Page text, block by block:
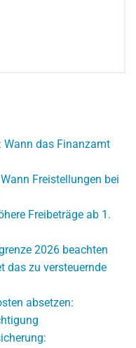
Wann das Finanzamt
Freistellungen bei
Freibeträge ab 1.
2026 beachten
das zu versteuernde
absetzen: